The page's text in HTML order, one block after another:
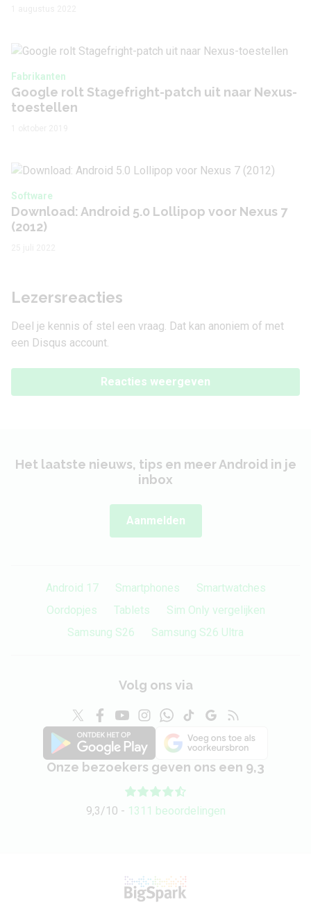
Fabrikanten
Google rolt Stagefright-patch uit naar Nexus-
toestellen
Software
Download: Android 5.0 Lollipop voor Nexus 7
(2012)
Lezersreacties
Deel je kennis of stel een vraag. Dat kan anoniem of met
een Disqus account.
Reacties weergeven
Het laatste nieuws, tips en meer Android in je
inbox
Aanmelden
Android 17 Smartphones
Smartwatches
Oordopjes
Tablets
Sim Only vergelijken
Samsung S26
Samsung S26 Ultra
Volg ons via
Onze bezoekers geven ons een 9,3
9,3/10 - 1311 beoordelingen